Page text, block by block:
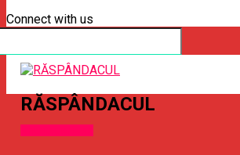
Connect with us
RĂSPÂNDACUL